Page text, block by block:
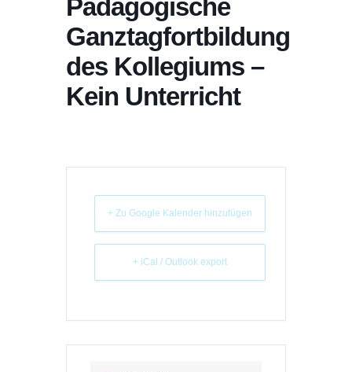
Pädagogische
Ganztagfortbildung
des Kollegiums –
Kein Unterricht
+ Zu Google Kalender hinzufügen
+ iCal / Outlook export